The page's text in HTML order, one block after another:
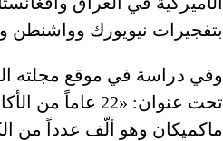
بتفجيرات نيويورك وواشنطن
تحت عنوان: «22
ماكميكان وهو ألّف عدداً من